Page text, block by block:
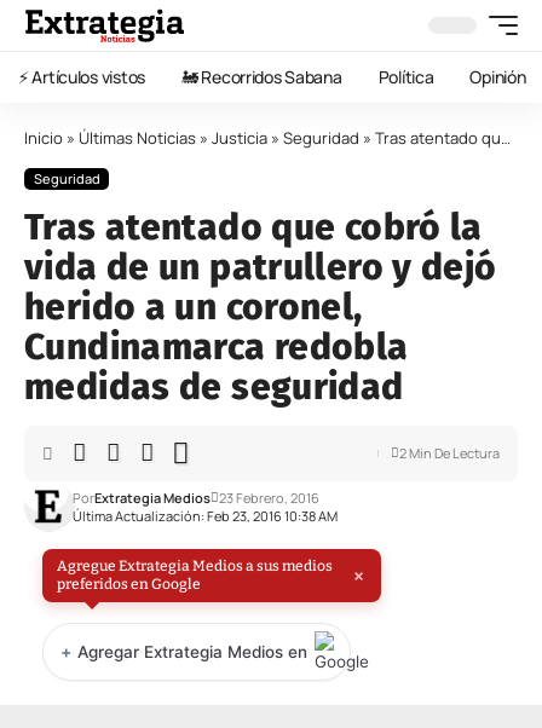
⚡️ Artículos vistos 🚂 Recorridos Sabana Política Opinión
Inicio » Últimas Noticias » Justicia » Seguridad » Tras atentado que cobró la vida de un patrullero y dejó herido a un coronel, Cundinamarca redobla medidas de seguridad
Seguridad
Tras atentado que cobró la
vida de un patrullero y dejó
herido a un coronel,
Cundinamarca redobla
medidas de seguridad
Última Actualización: Feb 23, 2016 10:38 AM
PorExtrategia Medios 23 Febrero, 2016
2 Min De Lectura
Agregue Extrategia Medios a sus medios
preferidos en Google
×
+ Agregar Extrategia Medios en